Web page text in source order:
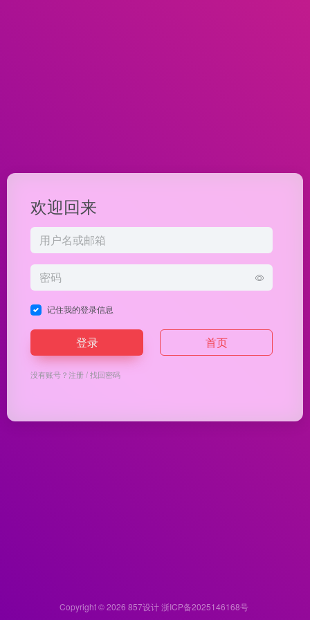
欢迎回来
记住我的登录信息
登录 首页
没有账号？注册/找回密码
Copyright © 2026 857设计浙ICP备2025146168号